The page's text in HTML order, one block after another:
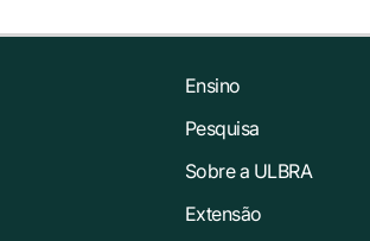
Ensino
Pesquisa
Sobre a ULBRA
Extensão